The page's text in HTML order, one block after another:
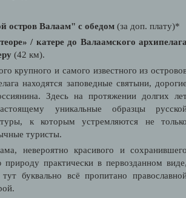
остров Валаам" с обедом (за доп. плату)*
/ катере до Валаамского
(42 км).
крупного и самого известного из
находятся заповедные святыни,
Здесь на протяжении долгих
уникальные образцы
к которым устремляются не
туристы.
невероятно красивого и
природу практически в первозданном
буквально всё пропитано